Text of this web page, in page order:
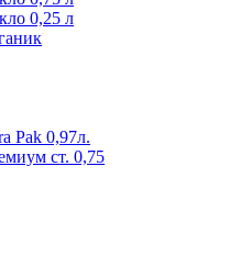
0,25 л
Pak 0,97л.
ст. 0,75